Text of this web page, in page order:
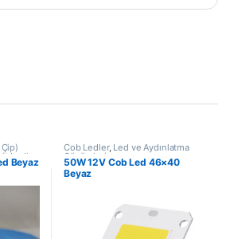
Ledler
,
Beyaz
Cob Ledler, Led ve Aydınlatma
Çözümleri
50W 12V Cob Led 46×40
Beyaz